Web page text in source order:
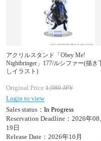
アクリルスタンド「Obey Me!
Nightbringer」177/ルシファー(描き
しイラスト)
Original Price 1,980JPY
Login to view
Sales status： In Progress
Reservation Deadline：2026年08
19日
Release Date：2026年10月